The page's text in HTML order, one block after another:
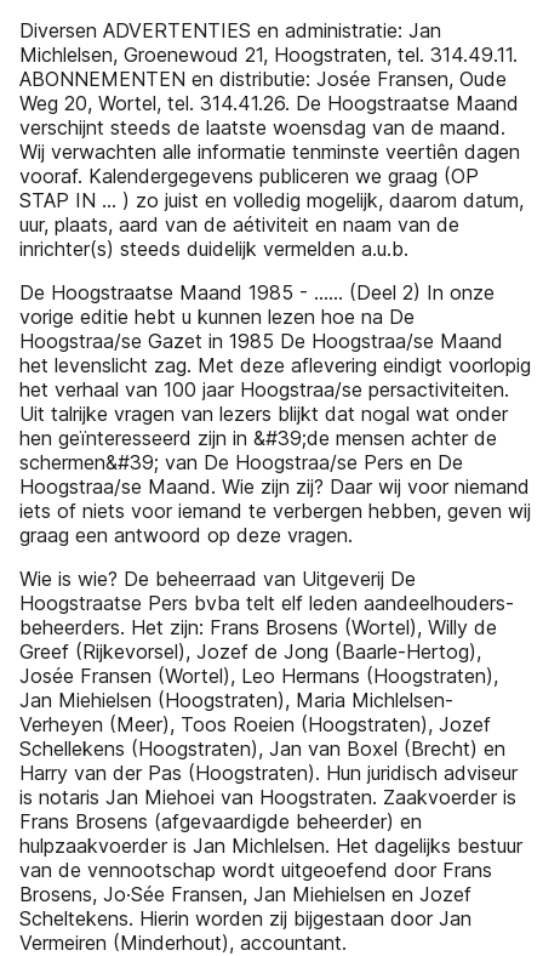
Diversen ADVERTENTIES en administratie: Jan
Michlelsen, Groenewoud 21, Hoogstraten, tel. 314.49.11.
ABONNEMENTEN en distributie: Josée Fransen, Oude
Weg 20, Wortel, tel. 314.41.26. De Hoogstraatse Maand
verschijnt steeds de laatste woensdag van de maand.
Wij verwachten alle informatie tenminste veertiên dagen
vooraf. Kalendergegevens publiceren we graag (OP
STAP IN ... ) zo juist en volledig mogelijk, daarom datum,
uur, plaats, aard van de aétiviteit en naam van de
inrichter(s) steeds duidelijk vermelden a.u.b.
De Hoogstraatse Maand 1985 - ...... (Deel 2) In onze
vorige editie hebt u kunnen lezen hoe na De
Hoogstraa/se Gazet in 1985 De Hoogstraa/se Maand
het levenslicht zag. Met deze aflevering eindigt voorlopig
het verhaal van 100 jaar Hoogstraa/se persactiviteiten.
Uit talrijke vragen van lezers blijkt dat nogal wat onder
hen geïnteresseerd zijn in &#39;de mensen achter de
schermen&#39; van De Hoogstraa/se Pers en De
Hoogstraa/se Maand. Wie zijn zij? Daar wij voor niemand
iets of niets voor iemand te verbergen hebben, geven wij
graag een antwoord op deze vragen.
Wie is wie? De beheerraad van Uitgeverij De
Hoogstraatse Pers bvba telt elf leden aandeelhouders-
beheerders. Het zijn: Frans Brosens (Wortel), Willy de
Greef (Rijkevorsel), Jozef de Jong (Baarle-Hertog),
Josée Fransen (Wortel), Leo Hermans (Hoogstraten),
Jan Miehielsen (Hoogstraten), Maria Michlelsen-
Verheyen (Meer), Toos Roeien (Hoogstraten), Jozef
Schellekens (Hoogstraten), Jan van Boxel (Brecht) en
Harry van der Pas (Hoogstraten). Hun juridisch adviseur
is notaris Jan Miehoei van Hoogstraten. Zaakvoerder is
Frans Brosens (afgevaardigde beheerder) en
hulpzaakvoerder is Jan Michlelsen. Het dagelijks bestuur
van de vennootschap wordt uitgeoefend door Frans
Brosens, Jo·Sée Fransen, Jan Miehielsen en Jozef
Scheltekens. Hierin worden zij bijgestaan door Jan
Vermeiren (Minderhout), accountant.